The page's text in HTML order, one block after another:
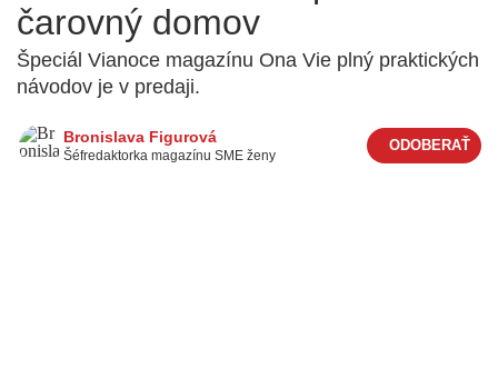
čarovný domov
Špeciál Vianoce magazínu Ona Vie plný praktických
návodov je v predaji.
Bronislava Figurová
Šéfredaktorka magazínu SME ženy